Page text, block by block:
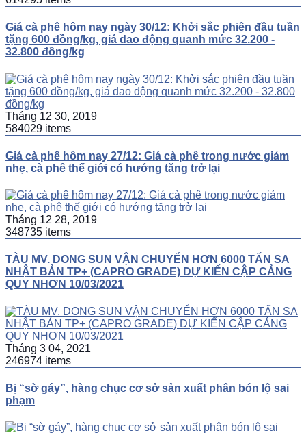
Giá cà phê hôm nay ngày 30/12: Khởi sắc phiên đầu tuần
tặng 600 đồng/kg, giá dao động quanh mức 32.200 -
32.800 đồng/kg
Tháng 12 30, 2019
584029 items
Giá cà phê hôm nay 27/12: Giá cà phê trong nước giảm
nhẹ, cà phê thế giới có hướng tăng trở lại
Tháng 12 28, 2019
348735 items
TÀU MV. DONG SUN VẬN CHUYỂN HƠN 6000 TẤN SA
NHẬT BẢN TP+ (CAPRO GRADE) DỰ KIẾN CẬP CẢNG
QUY NHƠN 10/03/2021
Tháng 3 04, 2021
246974 items
Bị “sờ gáy”, hàng chục cơ sở sản xuất phân bón lộ sai
phạm